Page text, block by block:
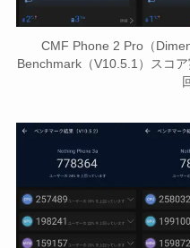
CMF Phone 2 Pro（
Benchmark（V10.5.1）スコ